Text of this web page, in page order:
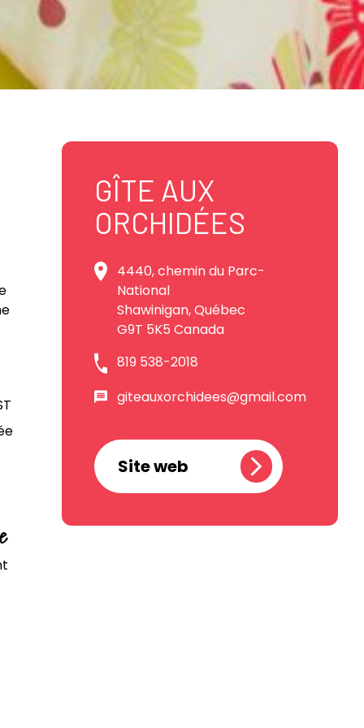
GÎTE AUX
ORCHIDÉES
4440, chemin du Parc-
National
Shawinigan, Québec
G9T 5K5 Canada
819 538-2018
giteauxorchidees@gmail.com
Site web